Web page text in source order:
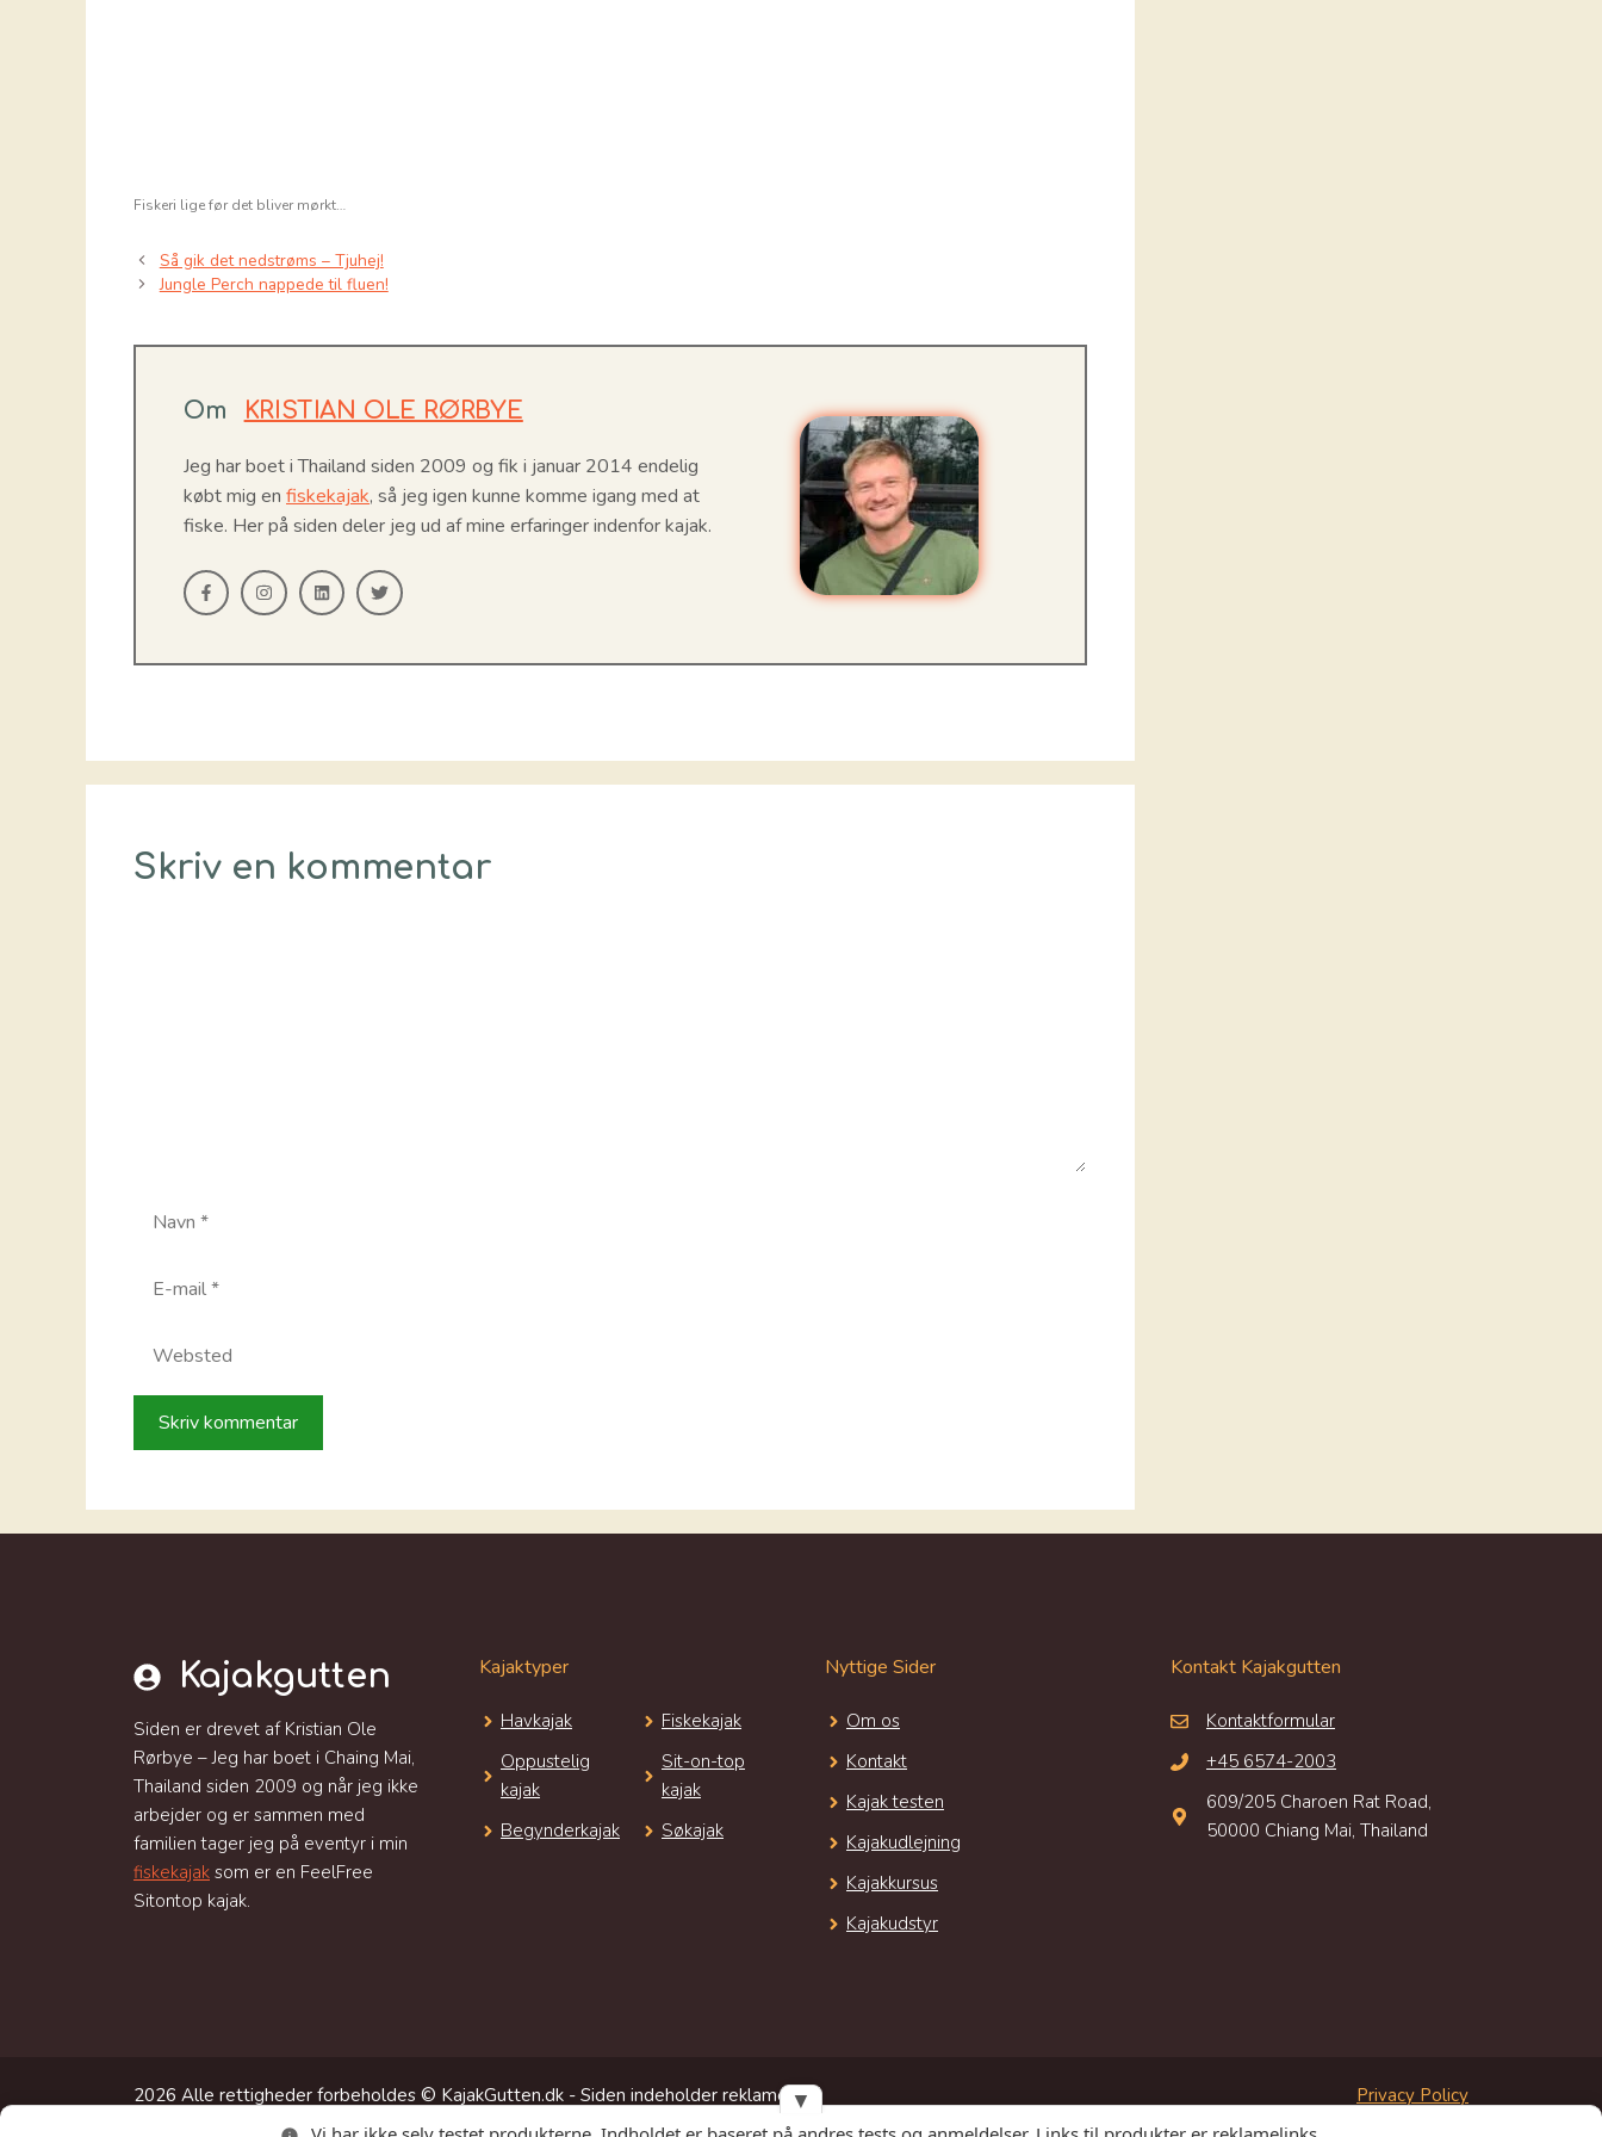
Fiskeri lige før det bliver mørkt…
Så gik det nedstrøms – Tjuhej!
Jungle Perch nappede til fluen!
Om KRISTIAN OLE RØRBYE
Jeg har boet i Thailand siden 2009 og fik i januar 2014 endelig
købt mig en fiskekajak, så jeg igen kunne komme igang med at
fiske. Her på siden deler jeg ud af mine erfaringer indenfor kajak.
Skriv en kommentar
Kajakgutten
Siden er drevet af Kristian Ole
Rørbye – Jeg har boet i Chaing Mai,
Thailand siden 2009 og når jeg ikke
arbejder og er sammen med
familien tager jeg på eventyr i min
fiskekajak som er en FeelFree
Sitontop kajak.
Kajaktyper
Havkajak
Oppustelig
kajak
Begynderkajak
Fiskekajak
Sit-on-top
kajak
Søkajak
Nyttige Sider
Om os
Kontakt
Kajak testen
Kajakudlejning
Kajakkursus
Kajakudstyr
Kontakt Kajakgutten
Kontaktformular
+45 6574-2003
609/205 Charoen Rat Road,
50000 Chiang Mai, Thailand
2026 Alle rettigheder forbeholdes © KajakGutten.dk - Siden indeholder reklamelinks Privacy Policy
▼